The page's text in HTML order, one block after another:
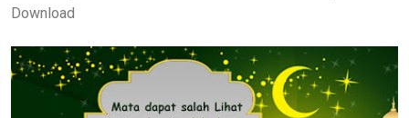
Download